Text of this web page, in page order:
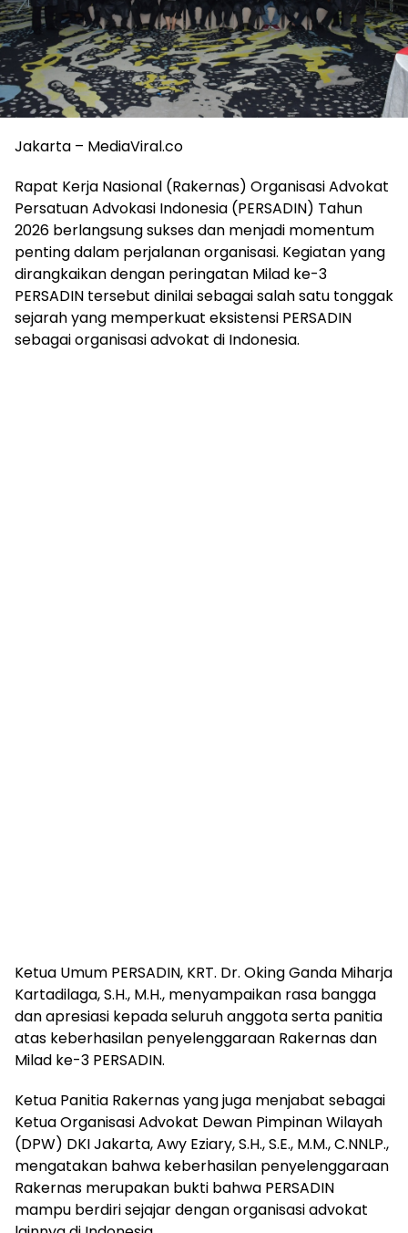
Jakarta – MediaViral.co
Rapat Kerja Nasional (Rakernas) Organisasi Advokat
Persatuan Advokasi Indonesia (PERSADIN) Tahun
2026 berlangsung sukses dan menjadi momentum
penting dalam perjalanan organisasi. Kegiatan yang
dirangkaikan dengan peringatan Milad ke-3
PERSADIN tersebut dinilai sebagai salah satu tonggak
sejarah yang memperkuat eksistensi PERSADIN
sebagai organisasi advokat di Indonesia.
Ketua Umum PERSADIN, KRT. Dr. Oking Ganda Miharja
Kartadilaga, S.H., M.H., menyampaikan rasa bangga
dan apresiasi kepada seluruh anggota serta panitia
atas keberhasilan penyelenggaraan Rakernas dan
Milad ke-3 PERSADIN.
Ketua Panitia Rakernas yang juga menjabat sebagai
Ketua Organisasi Advokat Dewan Pimpinan Wilayah
(DPW) DKI Jakarta, Awy Eziary, S.H., S.E., M.M., C.NNLP.,
mengatakan bahwa keberhasilan penyelenggaraan
Rakernas merupakan bukti bahwa PERSADIN
mampu berdiri sejajar dengan organisasi advokat